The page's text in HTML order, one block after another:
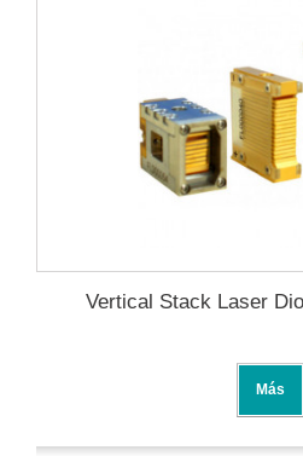
Vertical Stack Laser
Más